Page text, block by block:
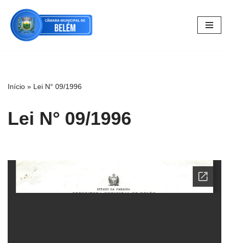
Pular
para
Início » Lei N° 09/1996
Lei N° 09/1996